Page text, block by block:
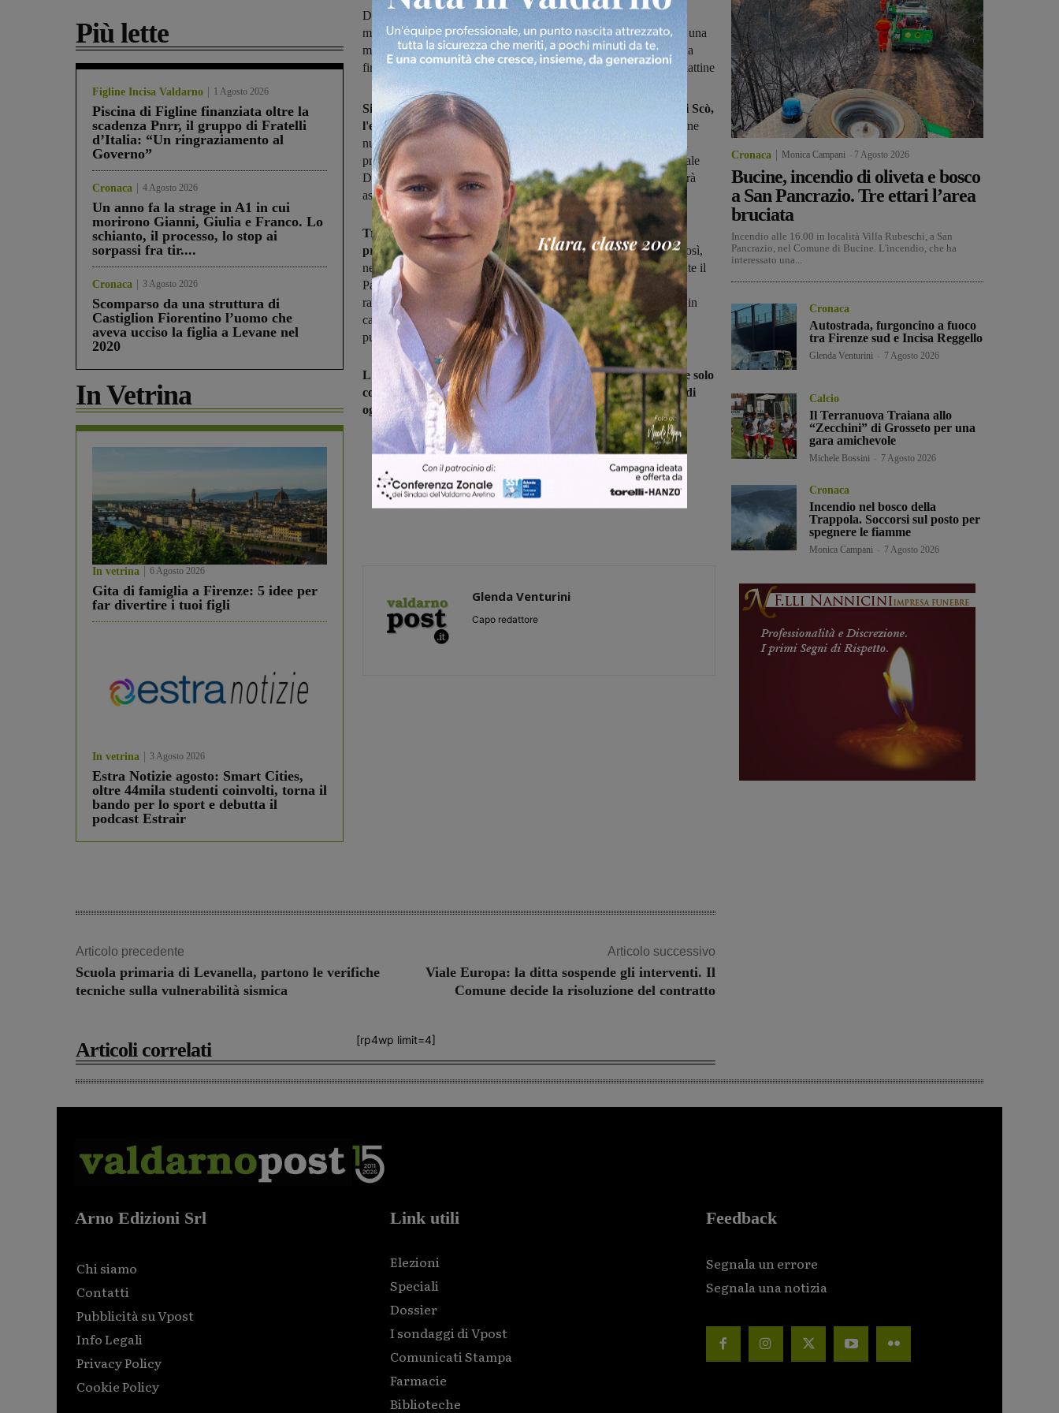
Più lette
Figline Incisa Valdarno 1 Agosto 2026
Piscina di Figline finanziata oltre la
scadenza Pnrr, il gruppo di Fratelli
d’Italia: “Un ringraziamento al
Governo”
Cronaca 4 Agosto 2026
Un anno fa la strage in A1 in cui
morirono Gianni, Giulia e Franco. Lo
schianto, il processo, lo stop ai
sorpassi fra tir....
Cronaca 3 Agosto 2026
Scomparso da una struttura di
Castiglion Fiorentino l’uomo che
aveva ucciso la figlia a Levane nel
2020
In Vetrina
In vetrina 6 Agosto 2026
Gita di famiglia a Firenze: 5 idee per
far divertire i tuoi figli
In vetrina 3 Agosto 2026
Estra Notizie agosto: Smart Cities,
oltre 44mila studenti coinvolti, torna il
bando per lo sport e debutta il
podcast Estrair
Dalle ore 16 si aprono le corse dei cavalli, a Pian di Scò: la
manifestazione di punta delle feste del Perdono. Ma trattandosi di una
manifestazione con pubblico numeroso, il sindaco ha provveduto a
firmare l’ordinanza di sicurezza che vieta la vendita di bottiglie e lattine
Si corre oggi martedì 8 agosto a partire dalle ore 16, a Pian di Scò,
l'evento clou in occasione delle Feste del Perdono
, cioè l'edizione
numero 24 del Palio di Santa Maria a Scò. Come da tradizione, in
programma le batterie con finale: le corse si svolgeranno lungo viale
De Gasperi, con partenza con gabbie. Alla contrada vincitrice verrà
assegnato anche il 1° Trofeo Luigi Bruschetini.
Trattandosi di una manifestazione pubblica, le nuove norme
prevedono regole più stringenti per la sicurezza pubblica:e così,
nei giorni scorsi, il sindaco ha firmato l'ordinanza che vieta, durante il
Palio, la vendita di contenitori di vetro o lattine che possono
rappresentare pericolo per la sicurezza e l’incolumità pubblica sia in
caso di tafferugli, sia in caso di semplice abbandono sul suolo
pubblico.
L'ordinanza, che dunque prevede vendita e somministrazione solo
con contenitori di carta o plastica, sarà in vigore dalle ore 15 di
oggi e fino a mezzanotte.
Glenda Venturini
Capo redattore
Articolo precedente
Scuola primaria di Levanella, partono le verifiche
tecniche sulla vulnerabilità sismica
Articolo successivo
Viale Europa: la ditta sospende gli interventi. Il
Comune decide la risoluzione del contratto
[rp4wp limit=4]
Articoli correlati
Cronaca Monica Campani 7 Agosto 2026
Bucine, incendio di oliveta e bosco
a San Pancrazio. Tre ettari l’area
bruciata
Incendio alle 16.00 in località Villa Rubeschi, a San
Pancrazio, nel Comune di Bucine. L'incendio, che ha
interessato una...
Cronaca
Autostrada, furgoncino a fuoco
tra Firenze sud e Incisa Reggello
Glenda Venturini 7 Agosto 2026
Calcio
Il Terranuova Traiana allo
“Zecchini” di Grosseto per una
gara amichevole
Michele Bossini 7 Agosto 2026
Cronaca
Incendio nel bosco della
Trappola. Soccorsi sul posto per
spegnere le fiamme
Monica Campani 7 Agosto 2026
Arno Edizioni Srl
Chi siamo
Contatti
Pubblicità su Vpost
Info Legali
Privacy Policy
Cookie Policy
Link utili
Elezioni
Speciali
Dossier
I sondaggi di Vpost
Comunicati Stampa
Farmacie
Biblioteche
Feedback
Segnala un errore
Segnala una notizia